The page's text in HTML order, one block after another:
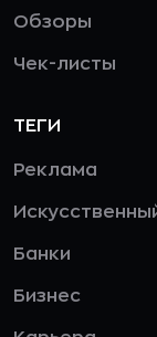
Обзоры
Чек-листы
ТЕГИ
Реклама
Банки
Бизнес